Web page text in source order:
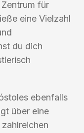
für
eine Vielzahl
du dich
ebenfalls
über eine